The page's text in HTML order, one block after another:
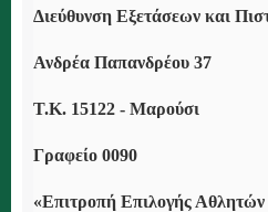
Διεύθυνση Εξετάσεων και
Ανδρέα Παπανδρέου 37
Τ.Κ. 15122 - Μαρούσι
Γραφείο 0090
«Επιτροπή Επιλογής Αθλητών